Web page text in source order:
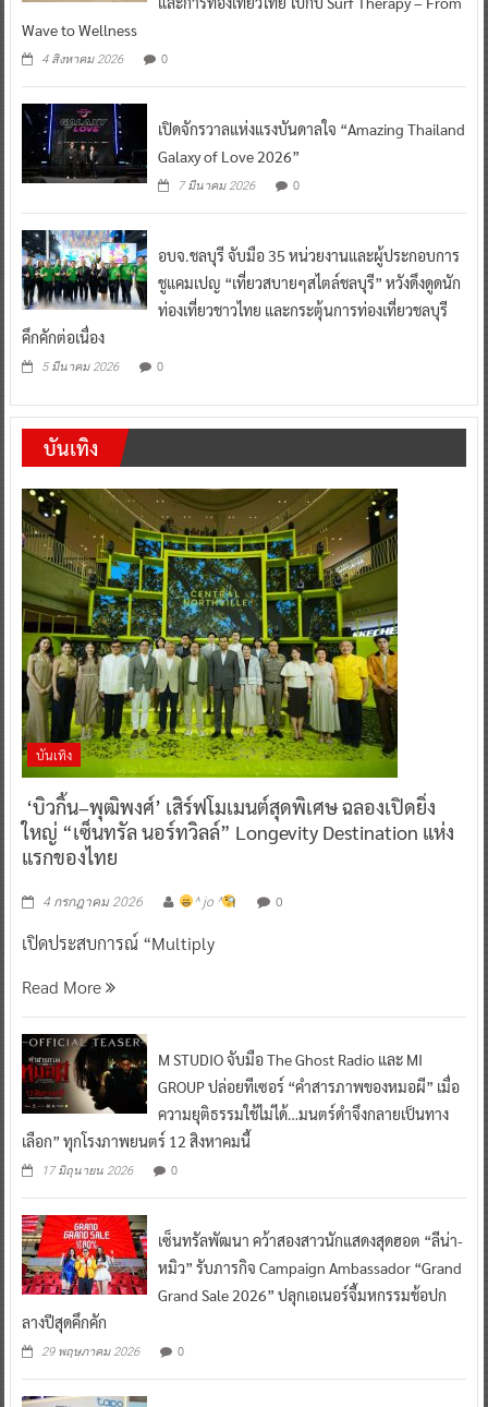
Wave to Wellness
4 สิงหาคม 2026 0
เปิดจักรวาลแห่งแรงบันดาลใจ “Amazing Thailand
Galaxy of Love 2026”
7 มีนาคม 2026 0
อบจ.ชลบุรี จับมือ 35 หน่วยงานและผู้ประกอบการ
ชูแคมเปญ “เที่ยวสบายๆสไตล์ชลบุรี” หวังดึงดูดนัก
ท่องเที่ยวชาวไทย และกระตุ้นการท่องเที่ยวชลบุรี
คึกคักต่อเนื่อง
5 มีนาคม 2026 0
บันเทิง
บันเทิง
‘บิวกิ้น–พุฒิพงศ์’ เสิร์ฟโมเมนต์สุดพิเศษ ฉลองเปิดยิ่ง
ใหญ่ “เซ็นทรัล นอร์ทวิลล์” Longevity Destination แห่ง
แรกของไทย
4 กรกฎาคม 2026 ^ jo ^ 0
เปิดประสบการณ์ “Multiply
Read More
M STUDIO จับมือ The Ghost Radio และ MI
GROUP ปล่อยทีเซอร์ “คำสารภาพของหมอผี” เมื่อ
ความยุติธรรมใช้ไม่ได้…มนตร์ดำจึงกลายเป็นทาง
เลือก” ทุกโรงภาพยนตร์ 12 สิงหาคมนี้
17 มิถุนายน 2026 0
เซ็นทรัลพัฒนา คว้าสองสาวนักแสดงสุดฮอต “ลีน่า-
หมิว” รับภารกิจ Campaign Ambassador “Grand
Grand Sale 2026” ปลุกเอเนอร์จี้มหกรรมช้อปก
ลางปีสุดคึกคัก
29 พฤษภาคม 2026 0